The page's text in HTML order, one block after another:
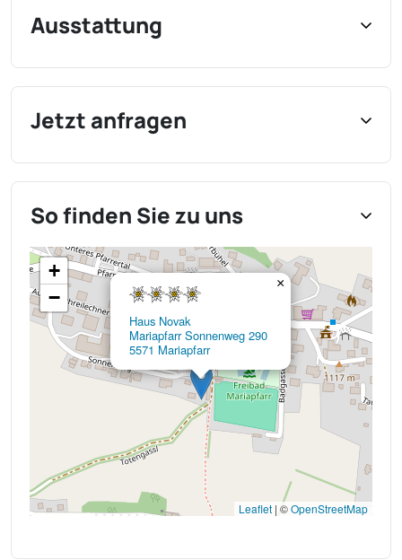
Ausstattung
Jetzt anfragen
So finden Sie zu uns
Haus Novak
Mariapfarr Sonnenweg 290
5571 Mariapfarr
×
+
−
Leaflet | ©OpenStreetMap